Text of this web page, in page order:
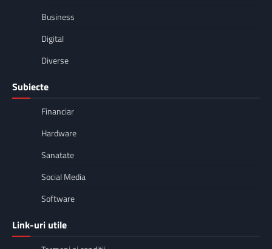
Business
Digital
Diverse
Subiecte
Financiar
Hardware
Sanatate
Social Media
Software
Link-uri utile